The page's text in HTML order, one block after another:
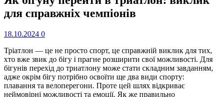
для справжніх чемпіонів
18.10.2024 0
Тріатлон — це не просто спорт, це справжній виклик для тих,
хто вже звик до бігу і прагне розширити свої можливості. Для
бігунів перехід до триатлону може стати складним завданням,
адже окрім бігу потрібно освоїти ще два види спорту:
плавання та велоперегони. Проте цей шлях відкриває
неймовірні можливості та емоції. Як же правильно